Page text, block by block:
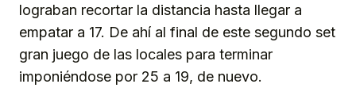
lograban recortar la distancia hasta llegar a
empatar a 17. De ahí al final de este segundo set
gran juego de las locales para terminar
imponiéndose por 25 a 19, de nuevo.